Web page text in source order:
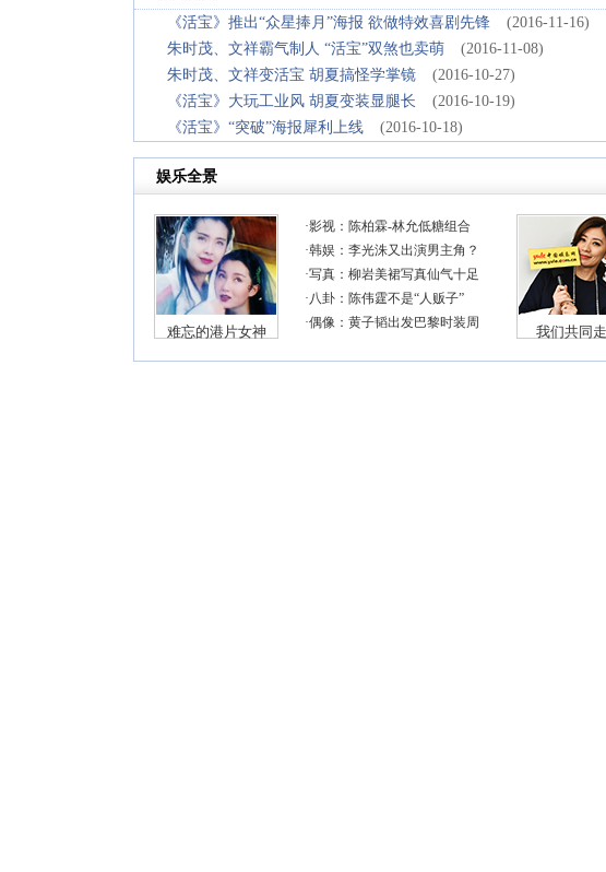
《活宝》推出“众星捧月”海报 欲做特效喜剧先锋
(2016-11-16)
朱时茂、文祥霸气制人 “活宝”双煞也卖萌
(2016-11-08)
朱时茂、文祥变活宝 胡夏搞怪学掌镜
(2016-10-27)
《活宝》大玩工业风 胡夏变装显腿长
(2016-10-19)
《活宝》“突破”海报犀利上线
(2016-10-18)